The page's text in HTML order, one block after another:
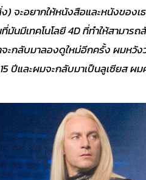
ลิ่ง) จะอยากให้หนังสือและหนังขอ
นมีเทคโนโลยี 4D ที่ทำให้สามาร
ะกลับมาลองดูใหม่อีกครั้ง ผมหวั
ปีและผมจะกลับมาเป็นลูเซียส ผ